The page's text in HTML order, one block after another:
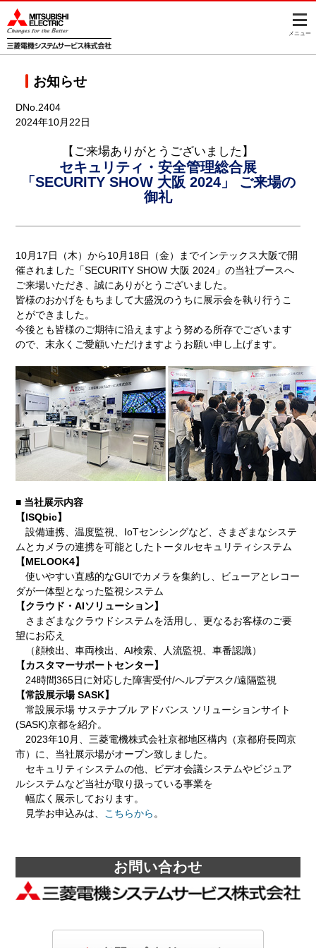
メニュー
お知らせ
DNo.2404
2024年10月22日
【ご来場ありがとうございました】
セキュリティ・安全管理総合展
「SECURITY SHOW 大阪 2024」 ご来場の
御礼
10月17日（木）から10月18日（金）までインテックス大阪で開
催されました「SECURITY SHOW 大阪 2024」の当社ブースへ
ご来場いただき、誠にありがとうございました。
皆様のおかげをもちまして大盛況のうちに展示会を執り行うこ
とができました。
今後とも皆様のご期待に沿えますよう努める所存でございます
ので、末永くご愛顧いただけますようお願い申し上げます。
■ 当社展示内容
【ISQbic】
設備連携、温度監視、IoTセンシングなど、さまざまなシステ
ムとカメラの連携を可能としたトータルセキュリティシステム
【MELOOK4】
使いやすい直感的なGUIでカメラを集約し、ビューアとレコー
ダが一体型となった監視システム
【クラウド・AIソリューション】
さまざまなクラウドシステムを活用し、更なるお客様のご要
望にお応え
（顔検出、車両検出、AI検索、人流監視、車番認識）
【カスタマーサポートセンター】
24時間365日に対応した障害受付/ヘルプデスク/遠隔監視
【常設展示場 SASK】
常設展示場 サステナブル アドバンス ソリューションサイト
(SASK)京都を紹介。
2023年10月、三菱電機株式会社京都地区構内（京都府長岡京
市）に、当社展示場がオープン致しました。
セキュリティシステムの他、ビデオ会議システムやビジュア
ルシステムなど当社が取り扱っている事業を
幅広く展示しております。
見学お申込みは、 こちらから 。
お問い合わせ